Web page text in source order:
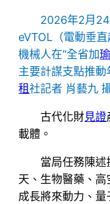
2026年2月
eVTOL（電動垂
機械人在“全省加
主要計謀支點推
租社記者 肖藝九
古代化財見證
載體。
當局任務陳
天、生物醫藥、
成長將來動力、